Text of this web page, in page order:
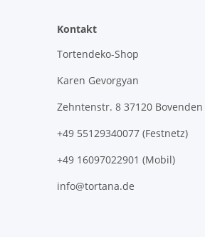
Kontakt
Tortendeko-Shop
Karen Gevorgyan
Zehntenstr. 8 37120 Bovenden
+49 55129340077 (Festnetz)
+49 16097022901 (Mobil)
info@tortana.de